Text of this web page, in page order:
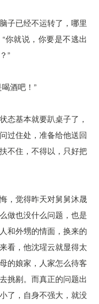
子已经不运转了，哪里
你就说，你要是不逃出
”
酒吧！”
态基本就要趴桌子了，
过住处，准备给他送回
不住，不得以，只好把
，觉得昨天对舅舅沐晟
做也没什么问题，也是
和外甥的情面，换来的
看，他沈瑆云就显得太
的娘家，人家怎么待客
挑剔。而真正的问题出
了，自身不强大，就没